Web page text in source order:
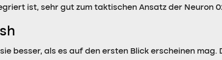
ist, sehr gut zum taktischen Ansatz der Neuron
besser, als es auf den ersten Blick erscheinen mag.